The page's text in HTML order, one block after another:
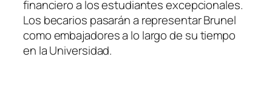
financiero a los estudiantes excepcionales.
Los becarios pasarán a representar Brunel
como embajadores a lo largo de su tiempo
en la Universidad.